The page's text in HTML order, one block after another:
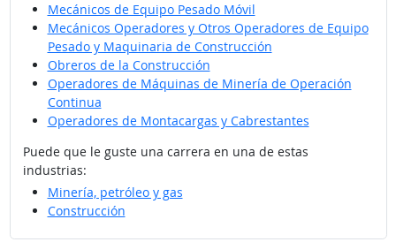
Mecánicos de Equipo Pesado Móvil
Mecánicos Operadores y Otros Operadores de Equipo
Pesado y Maquinaria de Construcción
Obreros de la Construcción
Operadores de Máquinas de Minería de Operación
Continua
Operadores de Montacargas y Cabrestantes
Puede que le guste una carrera en una de estas
industrias:
Minería, petróleo y gas
Construcción